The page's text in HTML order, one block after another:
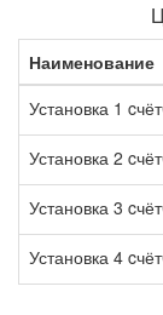
Наименование
Установка 1
Установка 2
Установка 3
Установка 4